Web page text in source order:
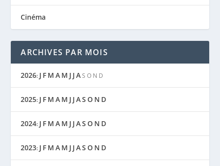
Cinéma
ARCHIVES PAR MOIS
2026: J F M A M J J A S O N D
2025: J F M A M J J AS O N D
2024: J F M A M J J AS O N D
2023: J F M A M J J AS O N D